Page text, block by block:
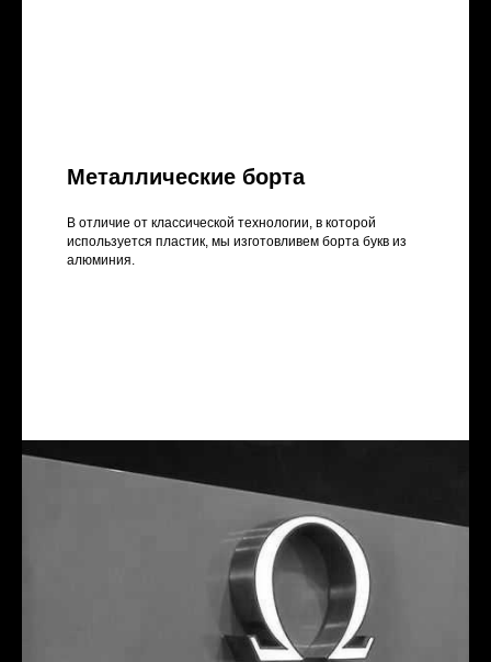
Металлические борта
В отличие от классической технологии, в которой
используется пластик, мы изготовливем борта букв из
алюминия.